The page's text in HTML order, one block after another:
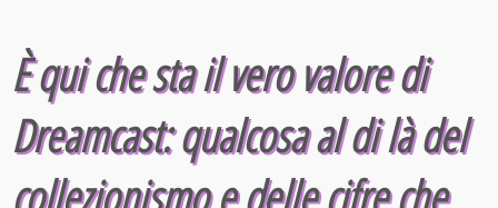
È qui che sta ilvero valoredi
Dreamcast: qualcosa al di là del